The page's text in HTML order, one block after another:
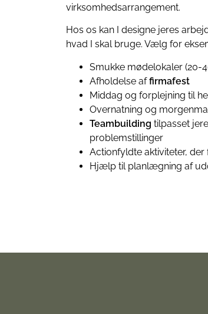
virksomhedsarrangement.
Hos os kan I designe jeres
hvad I skal bruge. Vælg for
Smukke mødelokaler (20-
Afholdelse affirmafest
Middag og forplejning til
Overnatning og
Teambuilding tilpasset
problemstillinger
Actionfyldte aktiviteter,
Hjælp til planlægning af